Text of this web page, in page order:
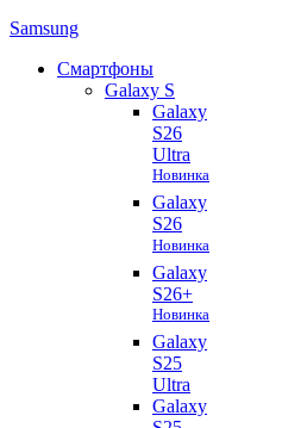
Samsung
Смартфоны
Galaxy S
Galaxy
S26
Ultra
Новинка
Galaxy
S26
Новинка
Galaxy
S26+
Новинка
Galaxy
S25
Ultra
Galaxy